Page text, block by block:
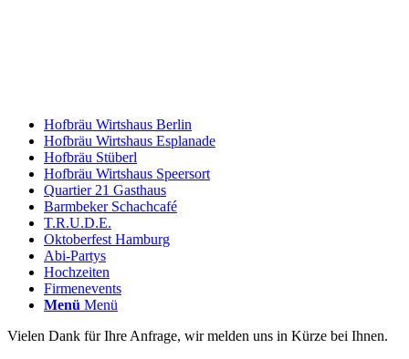
Hofbräu Wirtshaus Berlin
Hofbräu Wirtshaus Esplanade
Hofbräu Stüberl
Hofbräu Wirtshaus Speersort
Quartier 21 Gasthaus
Barmbeker Schachcafé
T.R.U.D.E.
Oktoberfest Hamburg
Abi-Partys
Hochzeiten
Firmenevents
Menü Menü
Vielen Dank für Ihre Anfrage, wir melden uns in Kürze bei Ihnen.